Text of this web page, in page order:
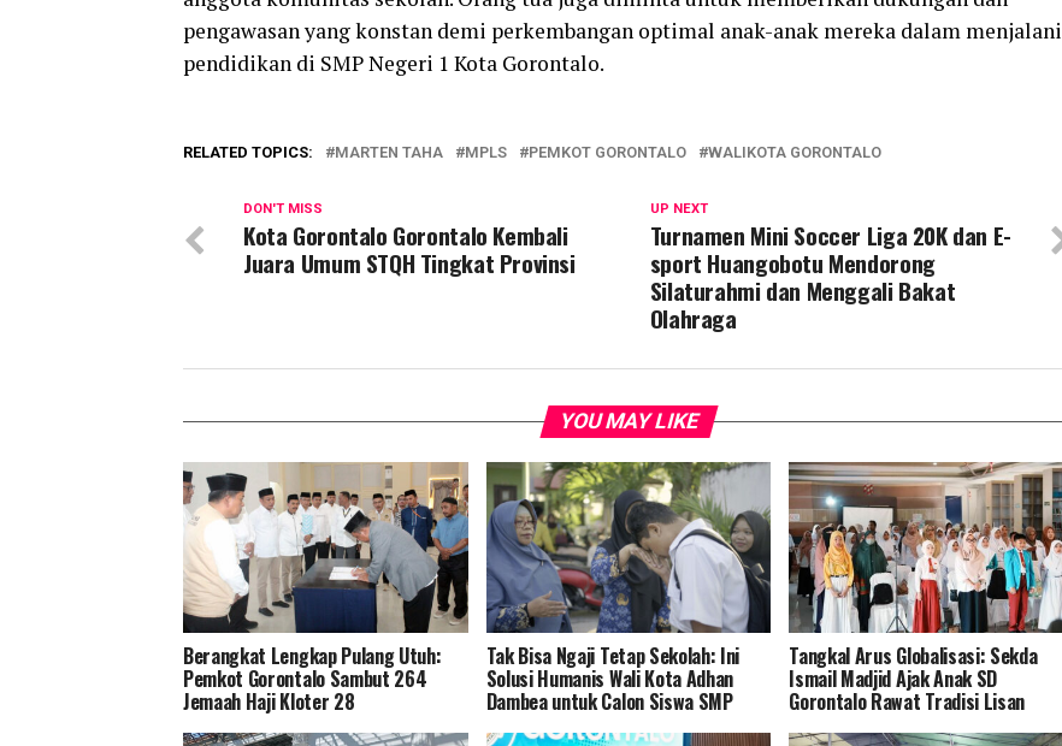
pengawasan yang konstan demi perkembangan optimal anak-anak mereka dalam menjalani
pendidikan di SMP Negeri 1 Kota Gorontalo.
RELATED TOPICS: MARTEN TAHA MPLS PEMKOT GORONTALO WALIKOTA GORONTALO
UP NEXT
Turnamen Mini Soccer Liga 20K dan E-
sport Huangobotu Mendorong
Silaturahmi dan Menggali Bakat
Olahraga
DON'T MISS
Kota Gorontalo Gorontalo Kembali
Juara Umum STQH Tingkat Provinsi
YOU MAY LIKE
Berangkat Lengkap Pulang Utuh:
Pemkot Gorontalo Sambut 264
Jemaah Haji Kloter 28
Tak Bisa Ngaji Tetap Sekolah: Ini
Solusi Humanis Wali Kota Adhan
Dambea untuk Calon Siswa SMP
Tangkal Arus Globalisasi: Sekda
Ismail Madjid Ajak Anak SD
Gorontalo Rawat Tradisi Lisan